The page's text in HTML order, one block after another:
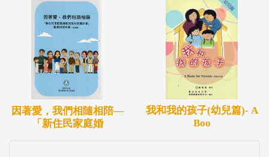
因著愛，我們相隨相陪—
「新住民家庭婚
我和我的孩子(幼兒篇)- A
Boo